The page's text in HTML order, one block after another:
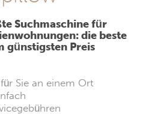
Suchmaschine für
die beste
günstigsten Preis
Sie an einem Ort